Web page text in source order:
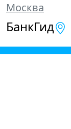
Москва
БанкГид